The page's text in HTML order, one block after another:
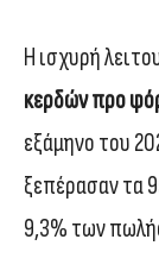
Η ισχυρή
κερδών προ
εξάμηνο του
ξεπέρασαν τα
9,3% των